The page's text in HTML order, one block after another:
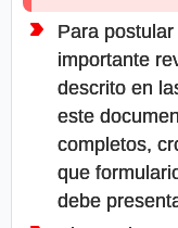
Para
importante
descrito en
este
completos,
que
debe